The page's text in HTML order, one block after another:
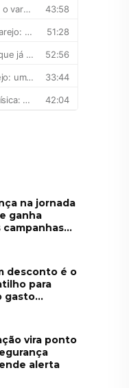
na jornada
ganha
campanhas...
desconto é o
para
gasto...
vira ponto
alerta